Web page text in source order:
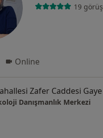
19 görüş
Online
Danışmanlık Merkezi